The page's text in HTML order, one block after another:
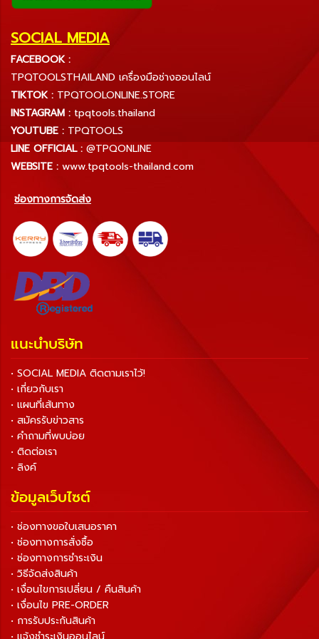
SOCIAL MEDIA
FACEBOOK :
TPQTOOLSTHAILAND เครื่องมือช่างออนไลน์
TIKTOK : TPQTOOLONLINE.STORE
INSTAGRAM : tpqtools.thailand
YOUTUBE : TPQTOOLS
LINE OFFICIAL : @TPQONLINE
WEBSITE : www.tpqtools-thailand.com
ช่องทางการจัดส่ง
แนะนำบริษัท
• SOCIAL MEDIA ติดตามเราไว้!
• เกี่ยวกับเรา
• แผนที่เส้นทาง
• สมัครรับข่าวสาร
• คำถามที่พบบ่อย
• ติดต่อเรา
• ลิงค์
ข้อมูลเว็บไซต์
• ช่องทางขอใบเสนอราคา
• ช่องทางการสั่งซื้อ
• ช่องทางการชำระเงิน
• วิธีจัดส่งสินค้า
• เงื่อนไขการเปลี่ยน / คืนสินค้า
• เงื่อนไข PRE-ORDER
• การรับประกันสินค้า